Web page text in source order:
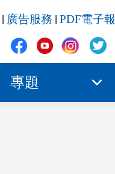
廣告服務 PDF電子報
專題